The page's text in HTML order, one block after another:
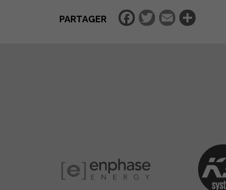
PARTAGER Facebook
Twitter
Email